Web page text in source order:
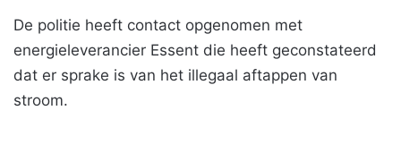
De politie heeft contact opgenomen met
energieleverancier Essent die heeft geconstateerd
dat er sprake is van het illegaal aftappen van
stroom.